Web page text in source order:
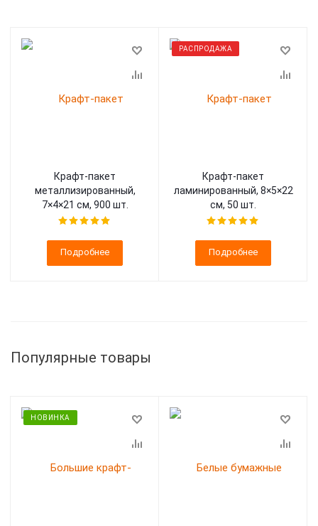
Крафт-пакет
металлизированный,
7×4×21 см, 900 шт.
Подробнее
РАСПРОДАЖА
Крафт-пакет
ламинированный, 8×5×22
см, 50 шт.
Подробнее
Популярные товары
НОВИНКА